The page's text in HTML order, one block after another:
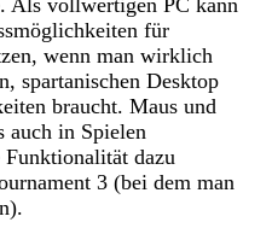
für
wenn man wirklich
spartanischen Desktop
braucht. Maus und
auch in Spielen
dazu
3 (bei dem man